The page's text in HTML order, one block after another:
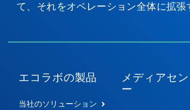
て、それをオペレーション全体に拡
エコラボの製品
当社のソリューション
メディアセン
ー